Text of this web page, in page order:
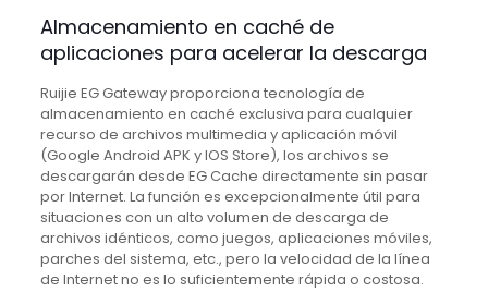
Almacenamiento en caché de
aplicaciones para acelerar la descarga
Ruijie EG Gateway proporciona tecnología de
almacenamiento en caché exclusiva para cualquier
recurso de archivos multimedia y aplicación móvil
(Google Android APK y IOS Store), los archivos se
descargarán desde EG Cache directamente sin pasar
por Internet. La función es excepcionalmente útil para
situaciones con un alto volumen de descarga de
archivos idénticos, como juegos, aplicaciones móviles,
parches del sistema, etc., pero la velocidad de la línea
de Internet no es lo suficientemente rápida o costosa.